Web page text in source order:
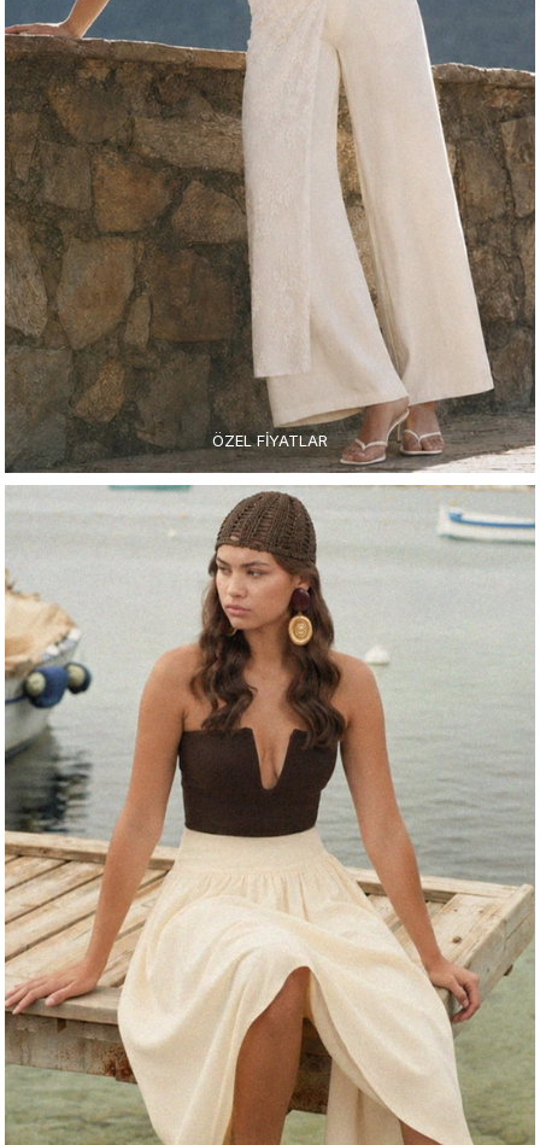
ÖZEL FİYATLAR